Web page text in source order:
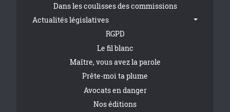
Dans les coulisses des commissions
Actualités législatives
RGPD
Le fil blanc
Maître, vous avez la parole
Prête-moi ta plume
Avocats en danger
Nos éditions